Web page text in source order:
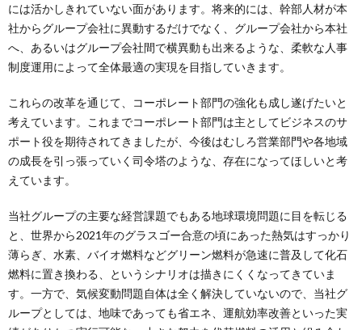
には活かしきれていない面があります。将来的には、幹部人材が本
社からグループ会社に異動するだけでなく、グループ会社から本社
へ、あるいはグループ会社間で横異動も出来るような、柔軟な人事
制度運用によって全体最適の実現を目指していきます。
これらの改革を通じて、コーポレート部門の強化も成し遂げたいと
考えています。これまでコーポレート部門は主としてビジネスのサ
ポート役を期待されてきましたが、今後はむしろ営業部門や各地域
の成長を引っ張っていく司令塔のような、存在になってほしいと考
えています。
当社グループの主要な経営課題でもある地球環境問題に目を転じる
と、世界から2021年のグラスゴー合意の頃にあった熱気はすっかり
薄らぎ、水素、バイオ燃料などグリーン燃料が急速に普及して化石
燃料に置き換わる、というシナリオは描きにくくなってきていま
す。一方で、気候変動問題自体は全く解決していないので、当社グ
ループとしては、地味であっても省エネ、運航効率改善といった実